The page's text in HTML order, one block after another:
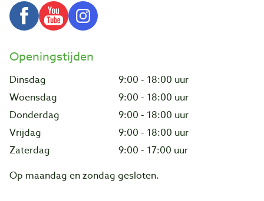
Openingstijden
Dinsdag
9:00 - 18:00 uur
Woensdag
9:00 - 18:00 uur
Donderdag
9:00 - 18:00 uur
Vrijdag
9:00 - 18:00 uur
Zaterdag
9:00 - 17:00 uur
Op maandag en zondag gesloten.